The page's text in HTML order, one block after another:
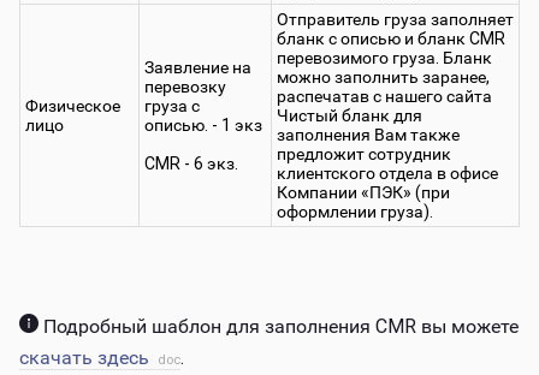
Физическое
лицо
Заявление на
перевозку
груза с
описью. - 1 экз
CMR - 6 экз.
Отправитель груза заполняет
бланк с описью и бланк CMR
перевозимого груза. Бланк
можно заполнить заранее,
распечатав с нашего сайта
Чистый бланк для
заполнения Вам также
предложит сотрудник
клиентского отдела в офисе
Компании «ПЭК» (при
оформлении груза).
Подробный шаблон для заполнения CMR вы можете
скачать здесь
.